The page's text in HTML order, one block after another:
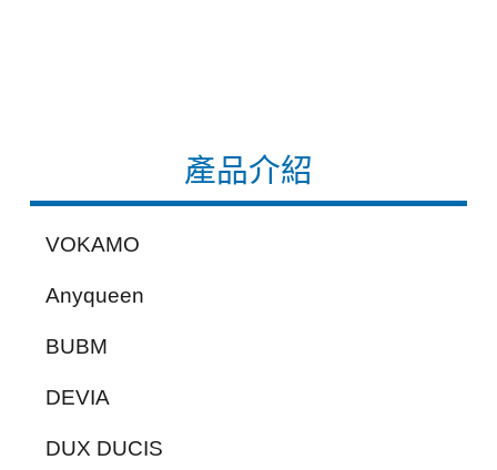
產品介紹
VOKAMO
Anyqueen
BUBM
DEVIA
DUX DUCIS